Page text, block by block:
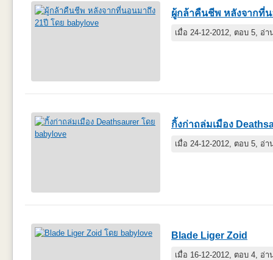
ผู้กล้าคืนชีพ หลังจากที่
เมื่อ 24-12-2012, ตอบ 5, อ่า
กิ้งก่าถล่มเมือง
เมื่อ 24-12-2012, ตอบ 5, อ่า
Blade Liger Zoid
เมื่อ 16-12-2012, ตอบ 4, อ่า